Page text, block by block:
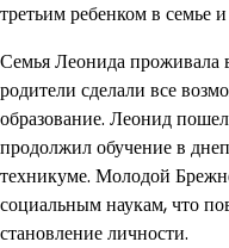
третьим ребенком в семье
Семья Леонида проживала
родители сделали все
образование. Леонид
продолжил обучение в
техникуме. Молодой
социальным наукам, что
становление личности.